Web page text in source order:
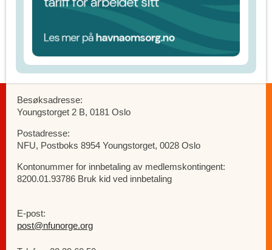
Besøksadresse:
Youngstorget 2 B, 0181 Oslo
Postadresse:
NFU, Postboks 8954 Youngstorget, 0028 Oslo
Kontonummer for innbetaling av medlemskontingent:
8200.01.93786 Bruk kid ved innbetaling
E-post:
post@nfunorge.org